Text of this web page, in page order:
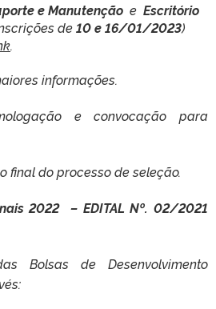
e Manutenção e Escritório
de10 e 16/01/2023)
.
informações.
e convocação para
final do processo de seleção.
2022 – EDITAL Nº. 02/2021
Bolsas de Desenvolvimento